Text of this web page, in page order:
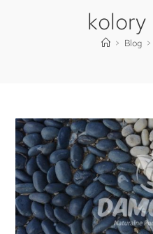
kolory
> Blog >